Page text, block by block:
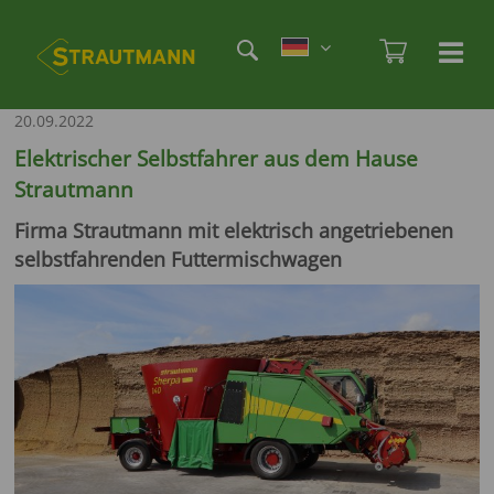
Inhalt
/
20.09.2022
Elektrischer Selbstfahrer aus dem Hause
Strautmann
Firma Strautmann mit elektrisch angetriebenen
selbstfahrenden Futtermischwagen